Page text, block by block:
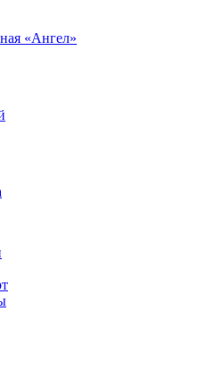
«Ангел»